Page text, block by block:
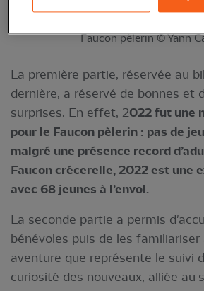
Faucon pèlerin © Yann
La première partie, réservée au
dernière, a réservé de bonnes et
surprises. En effet, 2022 fut une
pour le Faucon pèlerin : pas de
malgré une présence record
Faucon crécerelle, 2022 est une
avec 68 jeunes à l’envol.
La seconde partie a permis
bénévoles puis de les
aventure que représente le suivi
curiosité des nouveaux, alliée au